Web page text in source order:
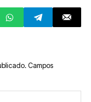
Nintendo,
Superando o
Lendário DS
Campos